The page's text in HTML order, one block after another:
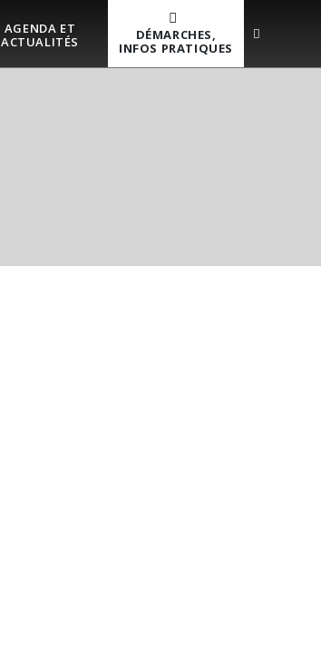
AGENDA ET
ACTUALITÉS
DÉMARCHES,
INFOS PRATIQUES